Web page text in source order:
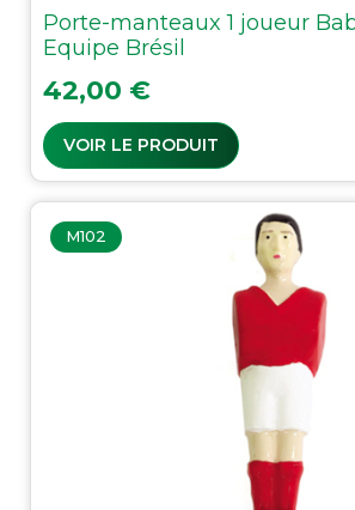
Porte-manteaux 1 joueur
Equipe Brésil
Prix
42,00 €
VOIR LE PRODUIT
M102